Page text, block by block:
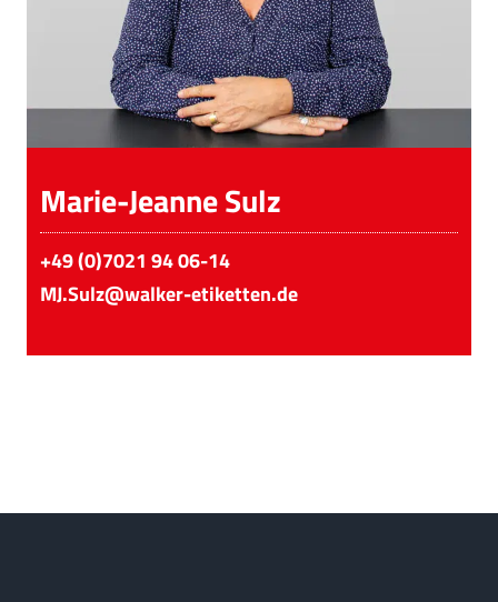
Marie-Jeanne Sulz
+49 (0)7021 94 06-14
MJ.Sulz@walker-etiketten.de